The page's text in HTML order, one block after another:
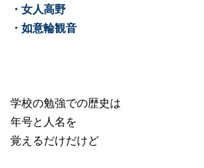
・女人高野
・如意輪観音
学校の勉強での歴史は
年号と人名を
覚えるだけだけど